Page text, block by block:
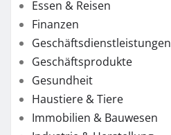
Essen & Reisen
Finanzen
Geschäftsdienstleistungen
Geschäftsprodukte
Gesundheit
Haustiere & Tiere
Immobilien & Bauwesen